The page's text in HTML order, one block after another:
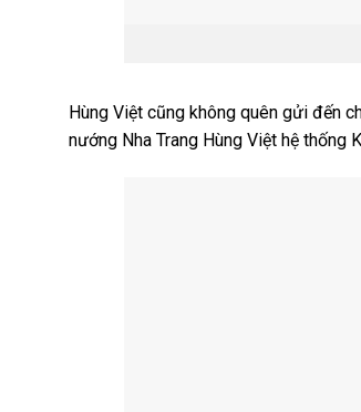
Hùng Việt cũng không quên gửi đến
nướng Nha Trang Hùng Việt hệ thống